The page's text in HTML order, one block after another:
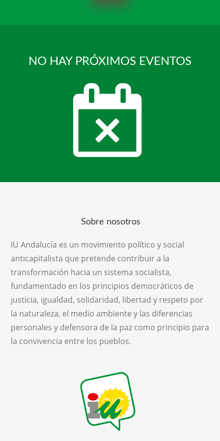
NO HAY PRÓXIMOS EVENTOS
Sobre nosotros
IU Andalucía es un movimiento político y social
anticapitalista que pretende contribuir a la
transformación hacia un sistema socialista,
fundamentado en los principios democráticos de
justicia, igualdad, solidaridad, libertad y respeto por
la naturaleza, el medio ambiente y las diferencias
personales y defensora de la paz como principio para
la convivencia entre los pueblos.